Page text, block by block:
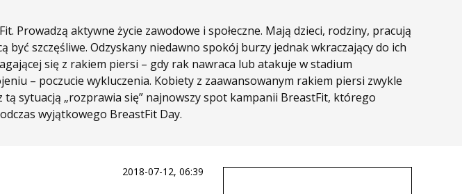
aktywne życie zawodowe i społeczne. Mają dzieci, rodziny, pracują
szczęśliwe. Odzyskany niedawno spokój burzy jednak wkraczający do ich
się z rakiem piersi – gdy rak nawraca lub atakuje w stadium
– poczucie wykluczenia. Kobiety z zaawansowanym rakiem piersi zwykle
sytuacją „rozprawia się” najnowszy spot kampanii BreastFit, którego
wyjątkowego BreastFit Day.
2018-07-12, 06:39